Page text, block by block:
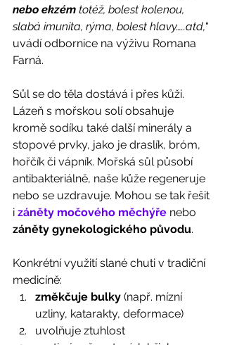
nebo ekzém totéž, bolest kolenou,
slabá imunita, rýma, bolest hlavy…..atd,“
uvádí odbornice na výživu Romana
Farná.
Sůl se do těla dostává i přes kůži.
Lázeň s mořskou solí obsahuje
kromě sodíku také další minerály a
stopové prvky, jako je draslík, bróm,
hořčík či vápník. Mořská sůl působí
antibakteriálně, naše kůže regeneruje
nebo se uzdravuje. Mohou se tak řešit
i záněty močového měchýře nebo
záněty gynekologického původu.
Konkrétní využití slané chuti v tradiční
medicíně:
změkčuje bulky (např. mízní
uzliny, katarakty, deformace)
uvolňuje ztuhlost